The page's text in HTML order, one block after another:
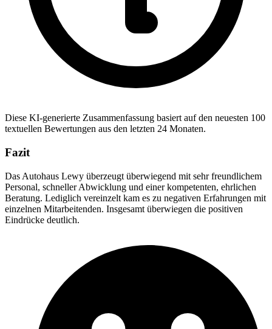
Diese KI-generierte Zusammenfassung basiert auf den neuesten 100
textuellen Bewertungen aus den letzten 24 Monaten.
Fazit
Das Autohaus Lewy überzeugt überwiegend mit sehr freundlichem
Personal, schneller Abwicklung und einer kompetenten, ehrlichen
Beratung. Lediglich vereinzelt kam es zu negativen Erfahrungen mit
einzelnen Mitarbeitenden. Insgesamt überwiegen die positiven
Eindrücke deutlich.